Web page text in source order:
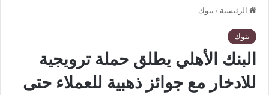
الرئيسية / بنوك
بنوك
البنك الأهلي يطلق حملة ترويجية
للادخار مع جوائز ذهبية للعملاء حتى